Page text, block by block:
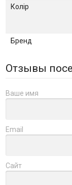
Колір
Бренд
Отзывы
Ваше имя
Email
Сайт